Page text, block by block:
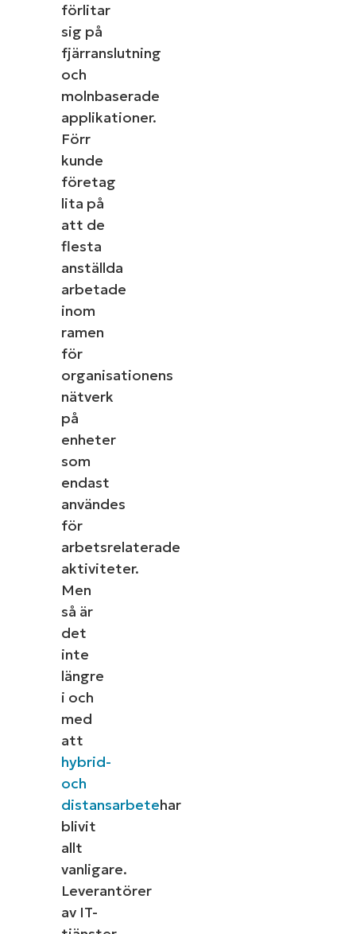
förlitar
sig på
fjärranslutning
och
molnbaserade
applikationer.
Förr
kunde
företag
lita på
att de
flesta
anställda
arbetade
inom
ramen
för
organisationens
nätverk
på
enheter
som
endast
användes
för
arbetsrelaterade
aktiviteter.
Men
så är
det
inte
längre
i och
med
att
hybrid-
och
distansarbetehar
blivit
allt
vanligare.
Leverantörer
av IT-